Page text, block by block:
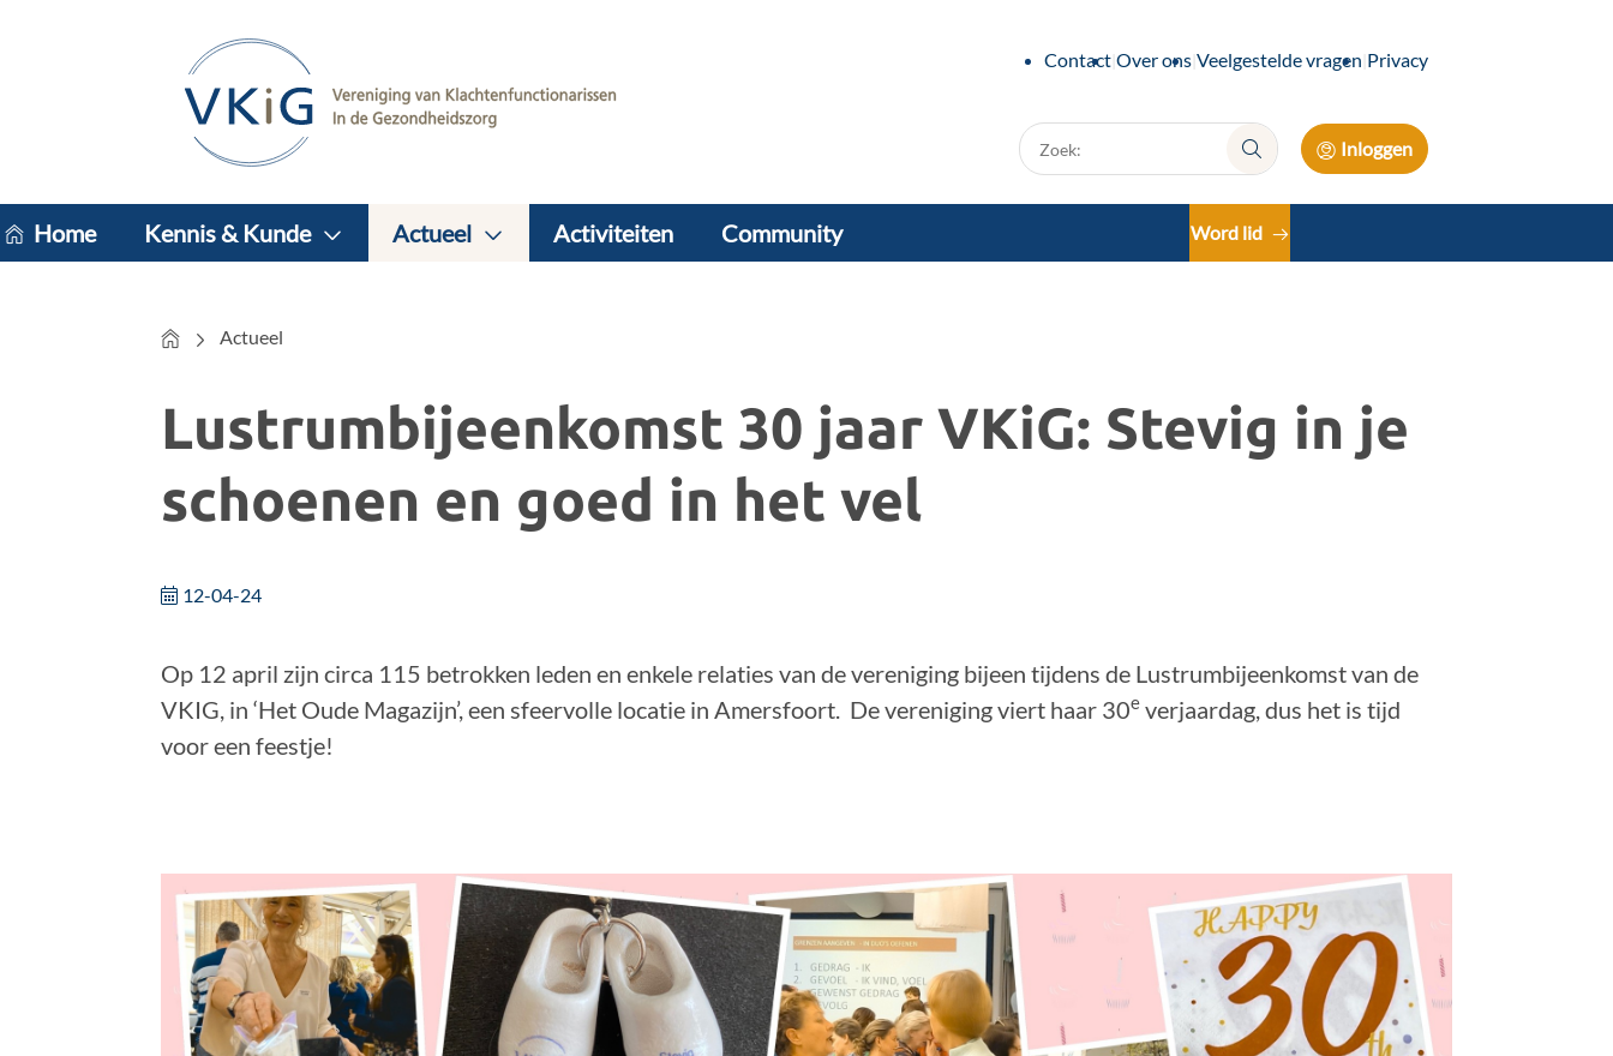
Contact Over ons Veelgestelde vragen Privacy
Zoek:
Zoek: Inloggen
Home Kennis & Kunde Actueel Activiteiten Community Word lid
HomeActueel
Lustrumbijeenkomst 30 jaar VKiG: Stevig in je
schoenen en goed in het vel
12-04-24
Op 12 april zijn circa 115 betrokken leden en enkele relaties van de vereniging bijeen tijdens de Lustrumbijeenkomst van de
VKIG, in ‘Het Oude Magazijn’, een sfeervolle locatie in Amersfoort. De vereniging viert haar 30e verjaardag, dus het is tijd
voor een feestje!